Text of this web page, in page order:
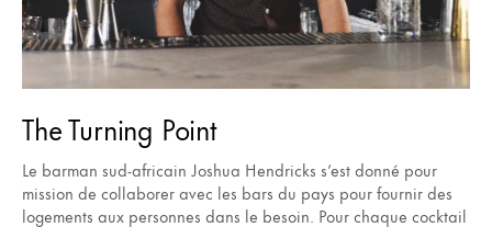
The Turning Point
Le barman sud-africain Joshua Hendricks s’est donné pour
mission de collaborer avec les bars du pays pour fournir des
logements aux personnes dans le besoin. Pour chaque cocktail